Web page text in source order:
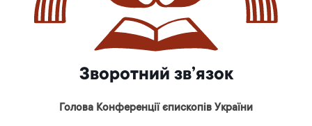
Зворотний зв’язок
Голова Конференції єпископів України